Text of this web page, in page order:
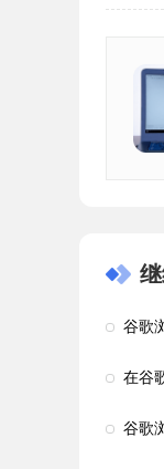
谷歌
在谷
谷歌